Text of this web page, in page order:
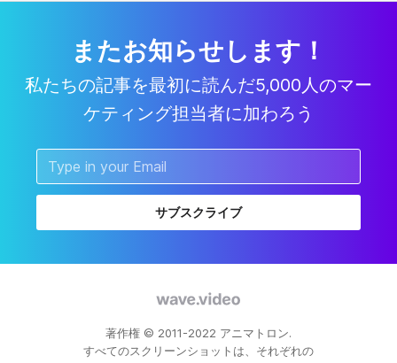
またお知らせします！
私たちの記事を最初に読んだ5,000人のマー
ケティング担当者に加わろう
サブスクライブ
著作権 © 2011-2022 アニマトロン.
すべてのスクリーンショットは、それぞれの